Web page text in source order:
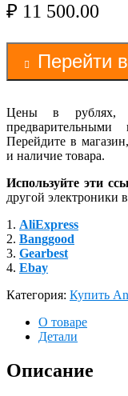
₽ 11 500.00
Перейти
Цены в рублях,
Перейдите в
и наличие товара.
Используйте эти
другой электроники
1. AliExpress
2. Banggood
3. Gearbest
4. Ebay
Категория: Купить
О товаре
Детали
Описание